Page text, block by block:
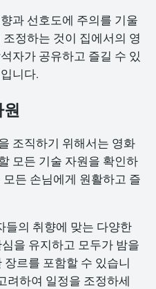
과 선호도에 주의를 기울
정하는 것이 집에서의 영
자가 공유하고 즐길 수 있
니다.
조직하기 위해서는 영화
모든 기술 자원을 확인하
든 손님에게 원활하고 즐
들의 취향에 맞는 다양한
을 유지하고 모두가 밤을
르를 포함할 수 있습니
려하여 일정을 조정하세